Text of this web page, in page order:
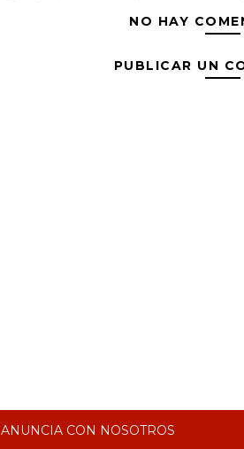
NO HAY
PUBLICAR UN
ANUNCIA CON NOSOTROS